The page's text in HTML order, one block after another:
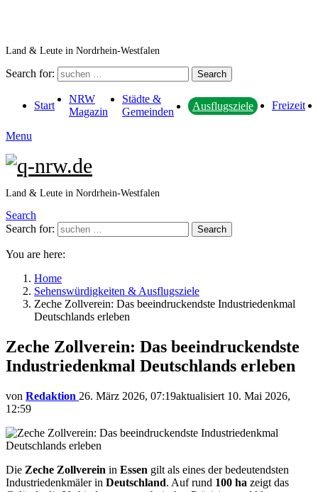
Land & Leute in Nordrhein-Westfalen
Search for: Search
Start
NRW
Magazin
Städte &
Gemeinden
Ausflugsziele Freizeit
Menu
Land & Leute in Nordrhein-Westfalen
Search
Search for:
Search
You are here:
Home
Sehenswürdigkeiten & Ausflugsziele
Zeche Zollverein: Das beeindruckendste Industriedenkmal
Deutschlands erleben
Zeche Zollverein: Das beeindruckendste
Industriedenkmal Deutschlands erleben
von Redaktion 26. März 2026, 07:19aktualisiert 10. Mai 2026,
12:59
Die Zeche Zollverein in Essen gilt als eines der bedeutendsten
Industriedenkmäler in Deutschland. Auf rund 100 ha zeigt das